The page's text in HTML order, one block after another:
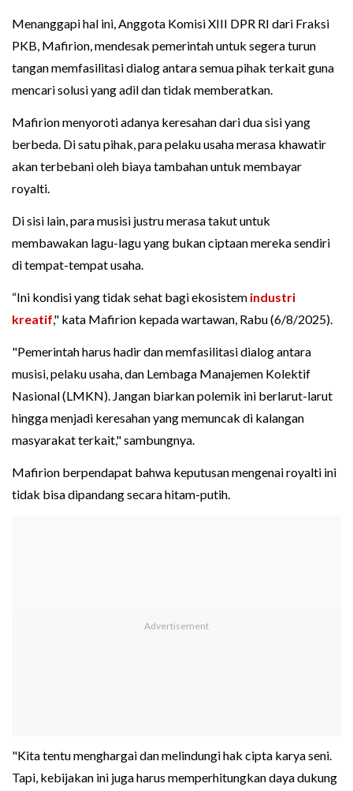
Menanggapi hal ini, Anggota Komisi XIII DPR RI dari Fraksi
PKB, Mafirion, mendesak pemerintah untuk segera turun
tangan memfasilitasi dialog antara semua pihak terkait guna
mencari solusi yang adil dan tidak memberatkan.
Mafirion menyoroti adanya keresahan dari dua sisi yang
berbeda. Di satu pihak, para pelaku usaha merasa khawatir
akan terbebani oleh biaya tambahan untuk membayar
royalti.
Di sisi lain, para musisi justru merasa takut untuk
membawakan lagu-lagu yang bukan ciptaan mereka sendiri
di tempat-tempat usaha.
“Ini kondisi yang tidak sehat bagi ekosistem industri
kreatif," kata Mafirion kepada wartawan, Rabu (6/8/2025).
"Pemerintah harus hadir dan memfasilitasi dialog antara
musisi, pelaku usaha, dan Lembaga Manajemen Kolektif
Nasional (LMKN). Jangan biarkan polemik ini berlarut-larut
hingga menjadi keresahan yang memuncak di kalangan
masyarakat terkait," sambungnya.
Mafirion berpendapat bahwa keputusan mengenai royalti ini
tidak bisa dipandang secara hitam-putih.
"Kita tentu menghargai dan melindungi hak cipta karya seni.
Tapi, kebijakan ini juga harus memperhitungkan daya dukung